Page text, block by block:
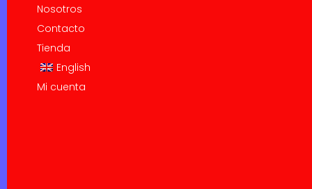
Nosotros
Contacto
Tienda
English
Mi cuenta